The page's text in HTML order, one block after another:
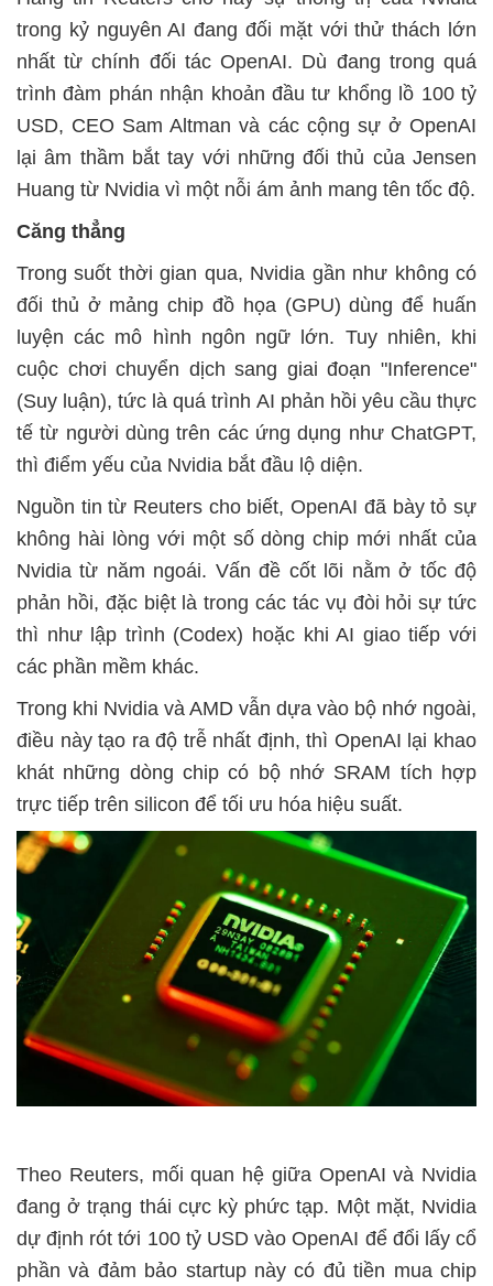
trong kỷ nguyên AI đang đối mặt với thử thách lớn
nhất từ chính đối tác OpenAI. Dù đang trong quá
trình đàm phán nhận khoản đầu tư khổng lồ 100 tỷ
USD, CEO Sam Altman và các cộng sự ở OpenAI
lại âm thầm bắt tay với những đối thủ của Jensen
Huang từ Nvidia vì một nỗi ám ảnh mang tên tốc độ.
Căng thẳng
Trong suốt thời gian qua, Nvidia gần như không có
đối thủ ở mảng chip đồ họa (GPU) dùng để huấn
luyện các mô hình ngôn ngữ lớn. Tuy nhiên, khi
cuộc chơi chuyển dịch sang giai đoạn "Inference"
(Suy luận), tức là quá trình AI phản hồi yêu cầu thực
tế từ người dùng trên các ứng dụng như ChatGPT,
thì điểm yếu của Nvidia bắt đầu lộ diện.
Nguồn tin từ Reuters cho biết, OpenAI đã bày tỏ sự
không hài lòng với một số dòng chip mới nhất của
Nvidia từ năm ngoái. Vấn đề cốt lõi nằm ở tốc độ
phản hồi, đặc biệt là trong các tác vụ đòi hỏi sự tức
thì như lập trình (Codex) hoặc khi AI giao tiếp với
các phần mềm khác.
Trong khi Nvidia và AMD vẫn dựa vào bộ nhớ ngoài,
điều này tạo ra độ trễ nhất định, thì OpenAI lại khao
khát những dòng chip có bộ nhớ SRAM tích hợp
trực tiếp trên silicon để tối ưu hóa hiệu suất.
Theo Reuters, mối quan hệ giữa OpenAI và Nvidia
đang ở trạng thái cực kỳ phức tạp. Một mặt, Nvidia
dự định rót tới 100 tỷ USD vào OpenAI để đổi lấy cổ
phần và đảm bảo startup này có đủ tiền mua chip